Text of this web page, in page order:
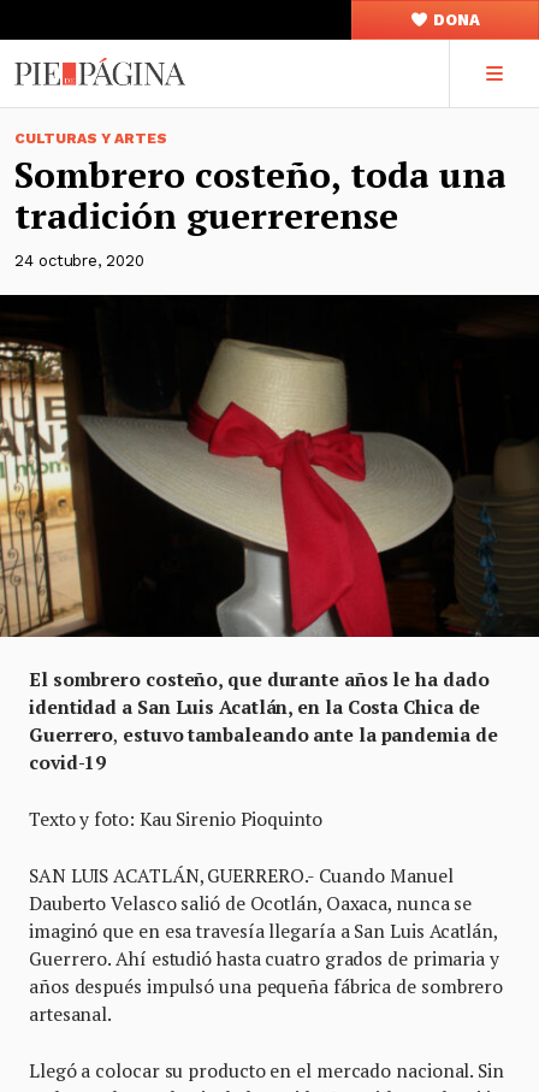
DONA
CULTURAS Y ARTES
Sombrero costeño, toda una
tradición guerrerense
24 octubre, 2020
El sombrero costeño, que durante años le ha dado
identidad a San Luis Acatlán, en la Costa Chica de
Guerrero, estuvo tambaleando ante la pandemia de
covid-19
Texto y foto: Kau Sirenio Pioquinto
SAN LUIS ACATLÁN, GUERRERO.- Cuando Manuel
Dauberto Velasco salió de Ocotlán, Oaxaca, nunca se
imaginó que en esa travesía llegaría a San Luis Acatlán,
Guerrero. Ahí estudió hasta cuatro grados de primaria y
años después impulsó una pequeña fábrica de sombrero
artesanal.
Llegó a colocar su producto en el mercado nacional. Sin